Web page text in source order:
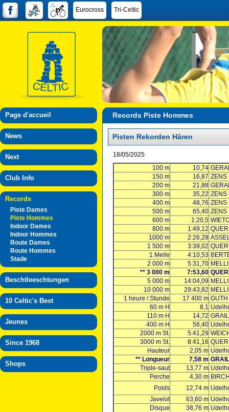
Eurocross Tri-Celtic
Page d'accueil
News
Next
Club Info
Records
Piste Dames
Piste Hommes
Indoor Dames
Indoor Hommes
Route Dames
Route Hommes
Stade
Beschtleeschtungen
10 Celtic's Best
Jeunes
Since 1968
Shops
Records Piste Hommes
Pisten Rekorden Hären
18/05/2025
100 m
10,74
150 m
16,87 ZENS
200 m
21,88
300 m
35,22 ZENS
400 m
48,76 ZENS
500 m
65,40 ZENS
600 m
1:20,5
800 m
1:49,12
1000 m
2:26,28
1 500 m
3:39,02
1 Meile
4:10,53
2 000 m
5:31,70
** 3 000 m
7:53,60
5 000 m
14:04,09
10 000 m
29:43,82
1 heure / Stunde
17 400 m GUTH
60 m H
8,1
110 m H
14,72
400 m H
56,40
2000 m St.
5:41,29
3000 m St.
8:41,16
Hauteur
2,05 m
** Longueur
7,58 m
Triple-saut
13,77 m
Perche
4,30 m
Poids
12,74 m
Javelot
63,60 m
Disque
38,76 m